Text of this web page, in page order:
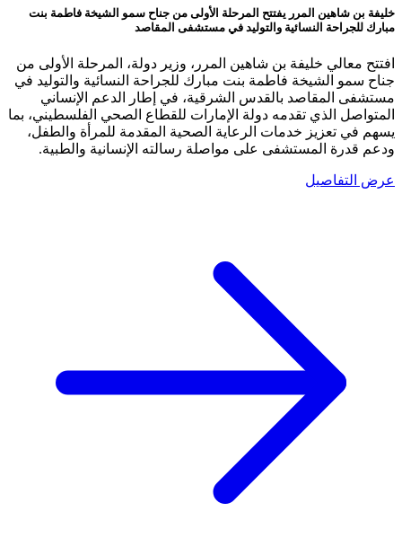
خليفة بن شاهين المرر يفتتح المرحلة الأولى من جناح سمو الشيخة فاطمة بنت
مبارك للجراحة النسائية والتوليد في مستشفى المقاصد
افتتح معالي خليفة بن شاهين المرر، وزير دولة، المرحلة الأولى من
جناح سمو الشيخة فاطمة بنت مبارك للجراحة النسائية والتوليد في
مستشفى المقاصد بالقدس الشرقية، في إطار الدعم الإنساني
المتواصل الذي تقدمه دولة الإمارات للقطاع الصحي الفلسطيني، بما
يسهم في تعزيز خدمات الرعاية الصحية المقدمة للمرأة والطفل،
ودعم قدرة المستشفى على مواصلة رسالته الإنسانية والطبية.
عرض التفاصيل